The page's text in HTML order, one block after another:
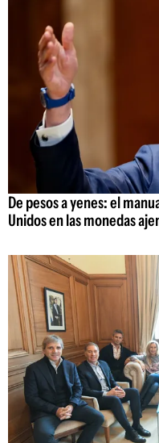
De pesos a yenes: el
Unidos en las monedas